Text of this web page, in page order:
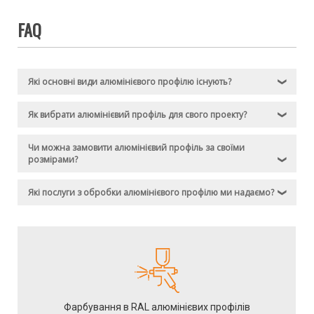
Де використовується
алюмінієвий профіль
Алюмінієвий профіль – незамінне рішення у багатьох сферах. З
заощаджуючи при цьому фінансові ресурси на монтажі.
будівництво – підготовка фасадних систем, віконних рам,
транспорт – виготовлення елементів для автомобілів,
автобусів та залізничного рухомого складу;
дизайн інтер’єру – розробка сучасних меблів та
FAQ
Які основні види алюмінієвого профілю існують? ❯
Як вибрати алюмінієвий профіль для свого проекту? ❯
Чи можна замовити алюмінієвий профіль за своїми
розмірами?
❯
Які послуги з обробки алюмінієвого профілю ми надаємо? ❯
Фарбування в RAL алюмінієвих профілів